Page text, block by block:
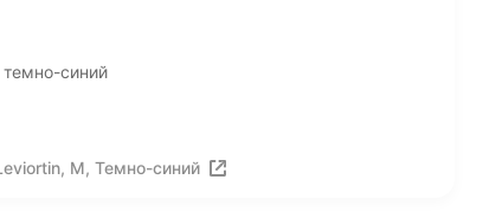
синий
M, Темно-синий